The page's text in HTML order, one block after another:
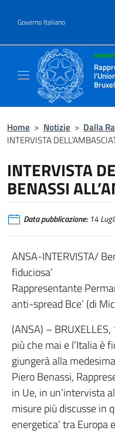
Governo Italiano
Intestazione
Il
Home > Notizie > Dalla
INTERVISTA
INTERVISTA
BENASSI
Data pubblicazione:14
ANSA-INTERVISTA/
fiduciosa’
Rappresentante
anti-spread Bce’ (di
(ANSA) –
più che mai e l’Italia è
giungerà alla
Piero Benassi,
in Ue, in un’intervista
misure più discusse in
energetica’ tra Europa